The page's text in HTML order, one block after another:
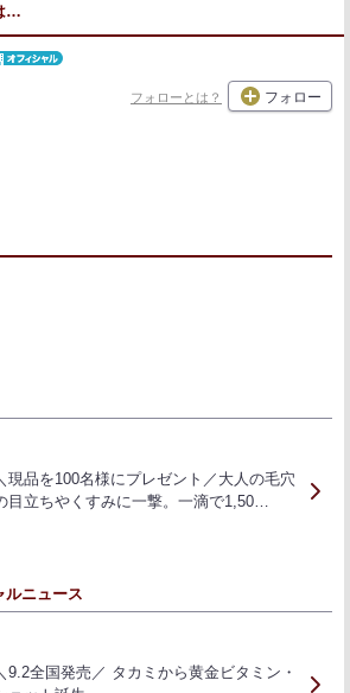
…
フォローとは？ フォロー
現品を100名様にプレゼント／大人の毛穴
目立ちやくすみに一撃。一滴で1,50…
ルニュース
9.2全国発売／ タカミから黄金ビタミン・